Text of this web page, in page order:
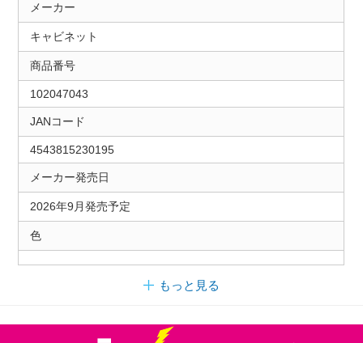
メーカー
キャビネット
商品番号
102047043
JANコード
4543815230195
メーカー発売日
2026年9月発売予定
色
もっと見る